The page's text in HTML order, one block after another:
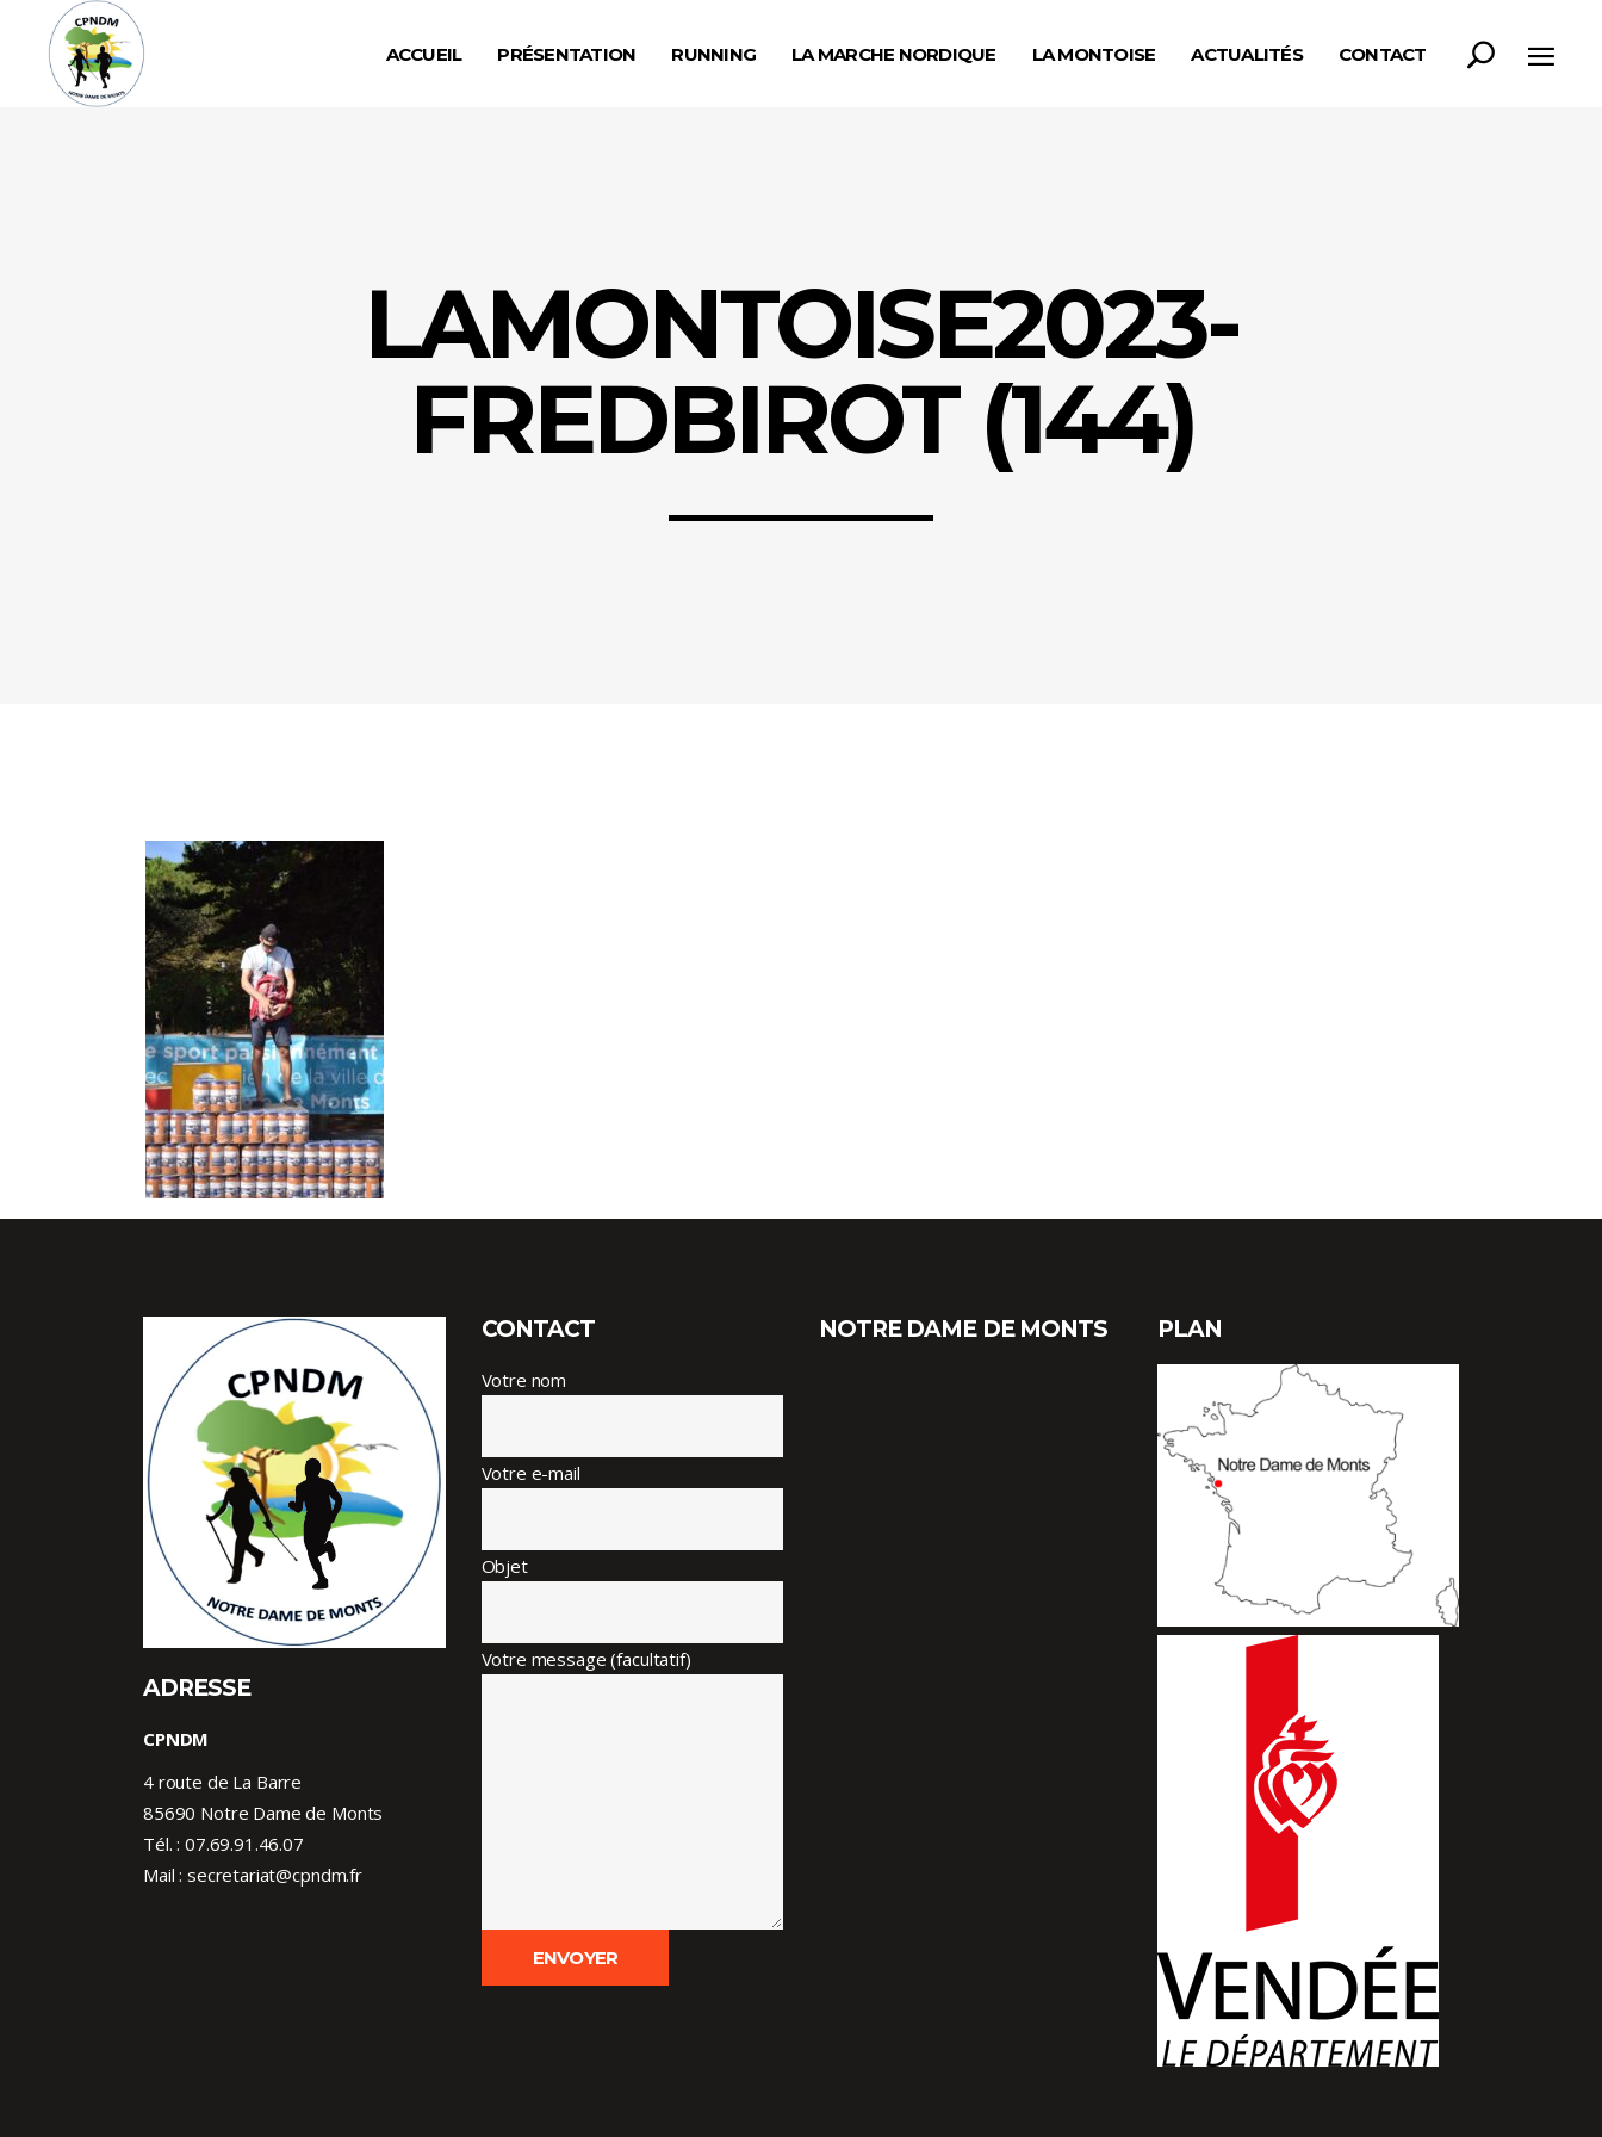
ACCUEIL PRÉSENTATION RUNNING LA MARCHE NORDIQUE LA MONTOISE ACTUALITÉS CONTACT
LAMONTOISE2023-
FREDBIROT (144)
ADRESSE
CPNDM
4 route de La Barre
85690 Notre Dame de Monts
Tél. : 07.69.91.46.07
Mail : secretariat@cpndm.fr
CONTACT
Votre nom
Votre e-mail
Objet
Votre message (facultatif)
NOTRE DAME DE MONTS PLAN